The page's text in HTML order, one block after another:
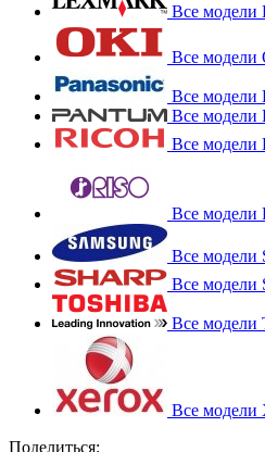
Все модели
Все модели
Все модели
Все модели
Все модели
Все модели
Все модели
Все модели
Все модели
Все модели
Поделиться: